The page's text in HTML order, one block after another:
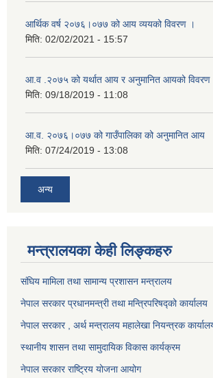
आर्थिक वर्ष २०७६।०७७ को आय व्ययको विवरण ।
मिति: 02/02/2021 - 15:57
आ.व .२०७५ को यर्थात आय र अनुमानित आयको विवरण
मिति: 09/18/2019 - 11:08
आ.व. २०७६।०७७ को गाउँपालिका को अनुमानित आय
मिति: 07/24/2019 - 13:08
अन्य
मन्त्रालयका केही लिङ्कहरु
संघिय मामिला तथा सामान्य प्रशासन मन्त्रालय
नेपाल सरकार प्रधानमन्त्री तथा मन्त्रिपरिषद्को कार्यालय
नेपाल सरकार , अर्थ मन्त्रालय महालेखा नियन्त्रक
स्थानीय शासन तथा सामुदायिक विकास कार्यक्रम
नेपाल सरकार राष्ट्रिय योजना आयोग